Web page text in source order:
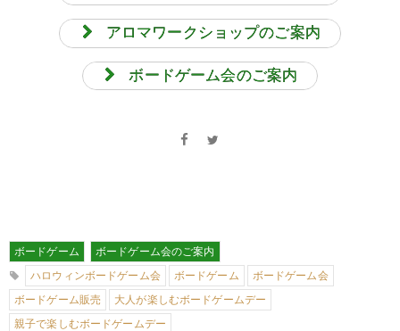
アロマワークショップのご案内
ボードゲーム会のご案内
ボードゲーム
ボードゲーム会のご案内
ハロウィンボードゲーム会
ボードゲーム
ボードゲーム会
ボードゲーム販売
大人が楽しむボードゲームデー
親子で楽しむボードゲームデー